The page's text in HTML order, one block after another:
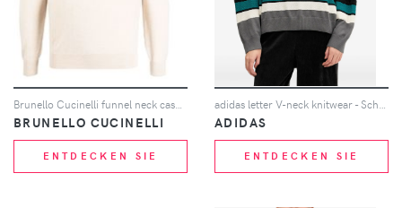
BRUNELLO CUCINELLI
ENTDECKEN SIE
ADIDAS
ENTDECKEN SIE